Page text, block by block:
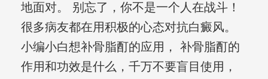
地面对。 别忘了，你不是一个人在战斗！
很多病友都在用积极的心态对抗白癜风。
小编小白想补骨脂酊的应用， 补骨脂酊的
作用和功效是什么，千万不要盲目使用，